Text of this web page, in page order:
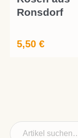
Ronsdorf
5,50 €